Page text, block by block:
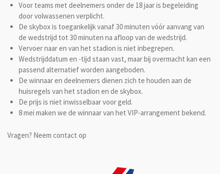
Voor teams met deelnemers onder de 18 jaar is begeleiding
door volwassenen verplicht.
De skybox is toegankelijk vanaf 30 minuten vóór aanvang van
de wedstrijd tot 30 minuten na afloop van de wedstrijd.
Vervoer naar en van het stadion is niet inbegrepen.
Wedstrijddatum en -tijd staan vast, maar bij overmacht kan een
passend alternatief worden aangeboden.
De winnaar en deelnemers dienen zich te houden aan de
huisregels van het stadion en de skybox.
De prijs is niet inwisselbaar voor geld.
8 mei maken we de winnaar van het VIP-arrangement bekend.
Vragen? Neem contact op